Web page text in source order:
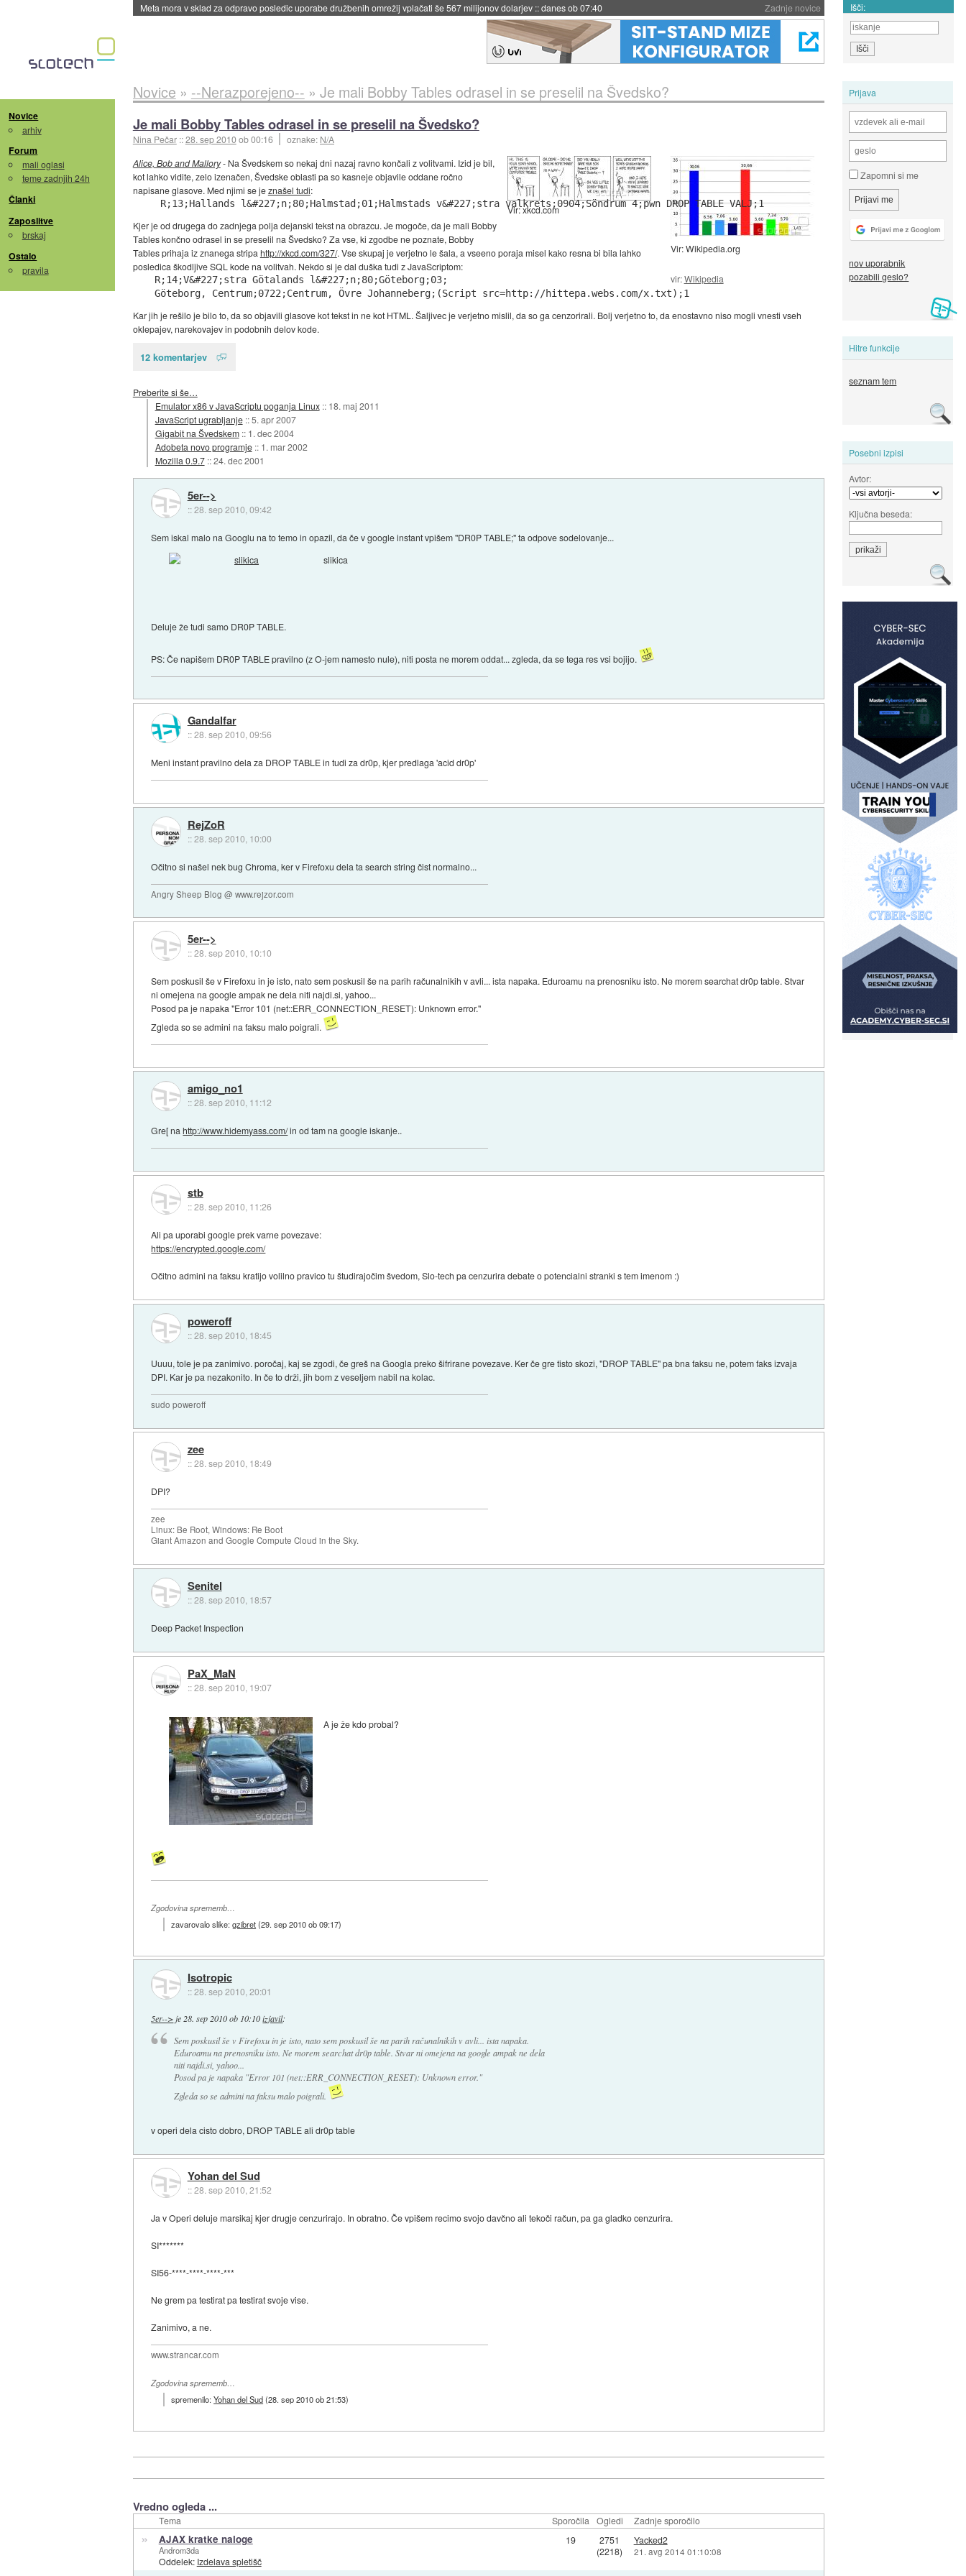
Zadnje novice
Meta mora v sklad za odpravo posledic uporabe družbenih omrežij vplačati še 567 milijonov dolarjev ::danes ob 07:40 Išči:
Novice
arhiv
Forum
mali oglasi
teme zadnjih 24h
Članki
Zaposlitve
brskaj
Ostalo
pravila
Prijava
Zapomni si me
nov uporabnik
pozabili geslo?
Hitre funkcije
seznam tem
Posebni izpisi
Avtor:
Ključna beseda:
Novice » --Nerazporejeno-- » Je mali Bobby Tables odrasel in se preselil na Švedsko?
Je mali Bobby Tables odrasel in se preselil na Švedsko?
Nina Pečar ::28. sep 2010ob 00:16 oznake: N/A
Vir: Wikipedia.org
vir:Wikipedia
Vir: xkcd.com
Alice, Bob and Mallory- Na Švedskem so nekaj dni nazaj ravno končali z volitvami. Izid je bil,
kot lahko vidite, zelo izenačen, Švedske oblasti pa so kasneje objavile oddane ročno
napisane glasove. Med njimi se jeznašel tudi:
R;13;Hallands l&#227;n;80;Halmstad;01;Halmstads v&#227;stra valkrets;0904;Söndrum 4;pwn DROP TABLE VALJ;1
Kjer je od drugega do zadnjega polja dejanski tekst na obrazcu. Je mogoče, da je mali Bobby
Tables končno odrasel in se preselil na Švedsko? Za vse, ki zgodbe ne poznate, Bobby
Tables prihaja iz znanega stripa http://xkcd.com/327/. Vse skupaj je verjetno le šala, a vseeno poraja misel kako resna bi bila lahko
posledica škodljive SQL kode na volitvah. Nekdo si je dal duška tudi z JavaScriptom:
R;14;V&#227;stra Götalands l&#227;n;80;Göteborg;03;
Göteborg, Centrum;0722;Centrum, Övre Johanneberg;(Script src=http://hittepa.webs.com/x.txt);1
Kar jih je rešilo je bilo to, da so objavili glasove kot tekst in ne kot HTML. Šaljivec je verjetno mislil, da so ga cenzorirali. Bolj verjetno to, da enostavno niso mogli vnesti vseh
oklepajev, narekovajev in podobnih delov kode.
12 komentarjev
Preberite si še…
Emulator x86 v JavaScriptu poganja Linux :: 18. maj 2011
JavaScript ugrabljanje ::5. apr 2007
Gigabit na Švedskem :: 1. dec 2004
Adobeta novo programje :: 1. mar 2002
Mozilla 0.9.7 ::24. dec 2001
5er-->
::28. sep 2010, 09:42
Sem iskal malo na Googlu na to temo in opazil, da če v google instant vpišem "DR0P TABLE;" ta odpove sodelovanje...
slikica
Deluje že tudi samo DR0P TABLE.
PS: Če napišem DR0P TABLE pravilno (z O-jem namesto nule), niti posta ne morem oddat... zgleda, da se tega res vsi bojijo.
Gandalfar
::28. sep 2010, 09:56
Meni instant pravilno dela za DROP TABLE in tudi za dr0p, kjer predlaga 'acid dr0p'
RejZoR
::28. sep 2010, 10:00
Očitno si našel nek bug Chroma, ker v Firefoxu dela ta search string čist normalno...
Angry Sheep Blog @ www.rejzor.com
5er-->
::28. sep 2010, 10:10
Sem poskusil še v Firefoxu in je isto, nato sem poskusil še na parih računalnikih v avli... ista napaka. Eduroamu na prenosniku isto. Ne morem searchat dr0p table. Stvar
ni omejena na google ampak ne dela niti najdi.si, yahoo...
Posod pa je napaka "Error 101 (net::ERR_CONNECTION_RESET): Unknown error."
Zgleda so se admini na faksu malo poigrali.
amigo_no1
::28. sep 2010, 11:12
Gre[ nahttp://www.hidemyass.com/in od tam na google iskanje..
stb
::28. sep 2010, 11:26
Ali pa uporabi google prek varne povezave:
https://encrypted.google.com/
Očitno admini na faksu kratijo volilno pravico tu študirajočim švedom, Slo-tech pa cenzurira debate o potencialni stranki s tem imenom :)
poweroff
::28. sep 2010, 18:45
Uuuu, tole je pa zanimivo. poročaj, kaj se zgodi, če greš na Googla preko šifrirane povezave. Ker če gre tisto skozi, "DROP TABLE" pa bna faksu ne, potem faks izvaja
DPI. Kar je pa nezakonito. In če to drži, jih bom z veseljem nabil na kolac.
sudo poweroff
zee
::28. sep 2010, 18:49
DPI?
zee
Linux: Be Root, Windows: Re Boot
Giant Amazon and Google Compute Cloud in the Sky.
Senitel
::28. sep 2010, 18:57
Deep Packet Inspection
PaX_MaN
::28. sep 2010, 19:07
A je že kdo probal?
Zgodovina sprememb…
zavarovalo slike:gzibret(29. sep 2010 ob 09:17)
Isotropic
::28. sep 2010, 20:01
5er-->je28. sep 2010 ob 10:10 izjavil:
Sem poskusil še v Firefoxu in je isto, nato sem poskusil še na parih računalnikih v avli... ista napaka.
Eduroamu na prenosniku isto. Ne morem searchat dr0p table. Stvar ni omejena na google ampak ne dela
niti najdi.si, yahoo...
Posod pa je napaka "Error 101 (net::ERR_CONNECTION_RESET): Unknown error."
Zgleda so se admini na faksu malo poigrali.
v operi dela cisto dobro, DROP TABLE ali dr0p table
Yohan del Sud
::28. sep 2010, 21:52
Ja v Operi deluje marsikaj kjer drugje cenzurirajo. In obratno. Če vpišem recimo svojo davčno ali tekoči račun, pa ga gladko cenzurira.
SI*******
SI56-****-****-****-***
Ne grem pa testirat pa testirat svoje vise.
Zanimivo, a ne.
www.strancar.com
Zgodovina sprememb…
spremenilo:Yohan del Sud(28. sep 2010 ob 21:53)
Vredno ogleda ...
Tema Sporočila Ogledi Zadnje sporočilo
» AJAX kratke naloge
Androm3da
Oddelek: Izdelava spletišč
19
2751
(2218)
Yacked2
21. avg 2014 01:10:08